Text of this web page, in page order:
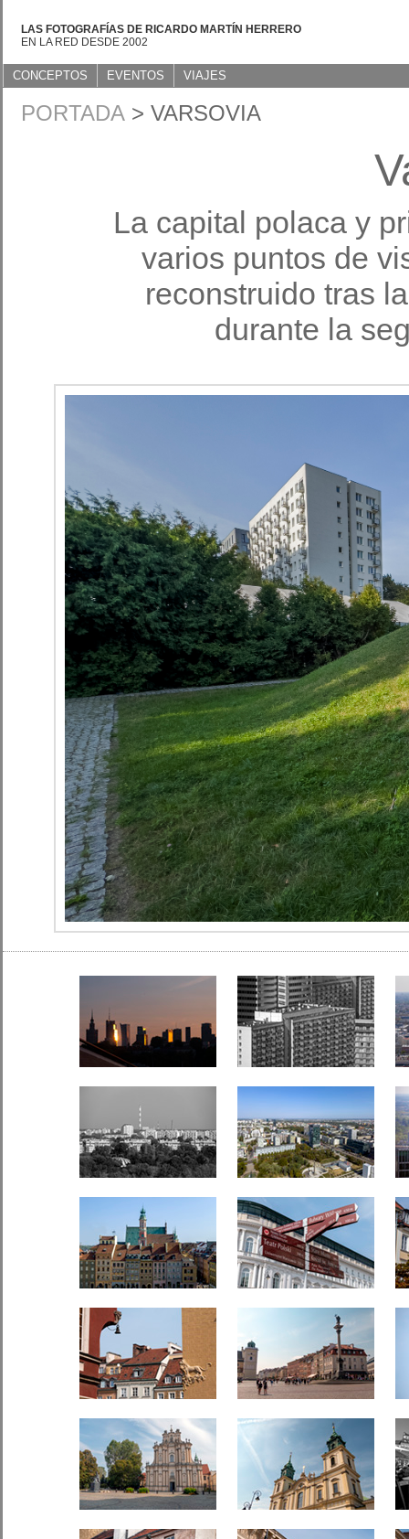
LAS FOTOGRAFÍAS DE RICARDO MARTÍN HERRERO
EN LA RED DESDE 2002
CONCEPTOS EVENTOS VIAJES
PORTADA > VARSOVIA
La capital polaca y
varios puntos de
reconstruido tras
durante la